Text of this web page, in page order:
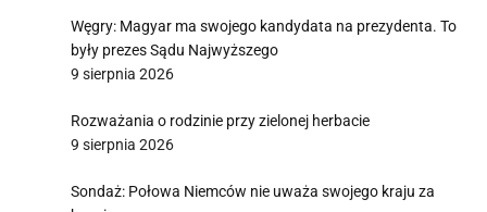
Węgry: Magyar ma swojego kandydata na prezydenta. To
były prezes Sądu Najwyższego
9 sierpnia 2026
Rozważania o rodzinie przy zielonej herbacie
9 sierpnia 2026
Sondaż: Połowa Niemców nie uważa swojego kraju za